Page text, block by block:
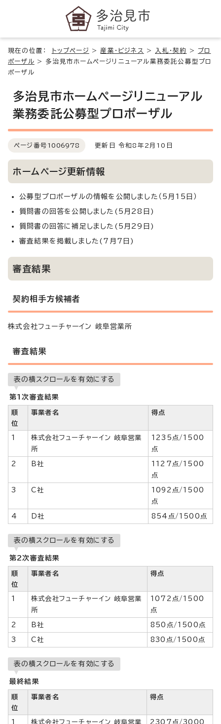
現在の位置： トップページ > 産業・ビジネス > 入札・契約 > プロ
ポーザル >多治見市ホームページリニューアル業務委託公募型プロ
ポーザル
多治見市ホームページリニューアル
業務委託公募型プロポーザル
ページ番号 1006978 更新日 令和8年2月10日
ホームページ更新情報
公募型プロポーザルの情報を公開しました（5月15日）
質問書の回答を公開しました(5月28日)
質問書の回答に補足しました(5月29日)
審査結果を掲載しました(7月7日)
審査結果
契約相手方候補者
株式会社フューチャーイン 岐阜営業所
審査結果
表の横スクロールを有効にする
第1次審査結果
順
位
事業者名 得点
1
株式会社フューチャーイン 岐阜営業
所
1235点/1500
点
2 B社
1127点/1500
点
3 C社
1092点/1500
点
4 D社 854点/1500点
表の横スクロールを有効にする
第2次審査結果
順
位
事業者名 得点
1
株式会社フューチャーイン 岐阜営業
所
1072点/1500
点
2 B社 850点/1500点
3 C社 830点/1500点
表の横スクロールを有効にする
最終結果
順
位
事業者名 得点
1
株式会社フューチャーイン 岐阜営業
2307点/3000